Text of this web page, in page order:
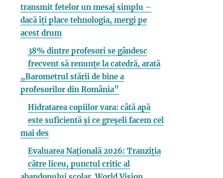
transmit fetelor un mesaj simplu –
dacă îți place tehnologia, mergi pe
acest drum
38% dintre profesori se gândesc
frecvent să renunțe la catedră, arată
„Barometrul stării de bine a
profesorilor din România”
Hidratarea copiilor vara: câtă apă
este suficientă și ce greșeli facem cel
mai des
Evaluarea Națională 2026: Tranziția
către liceu, punctul critic al